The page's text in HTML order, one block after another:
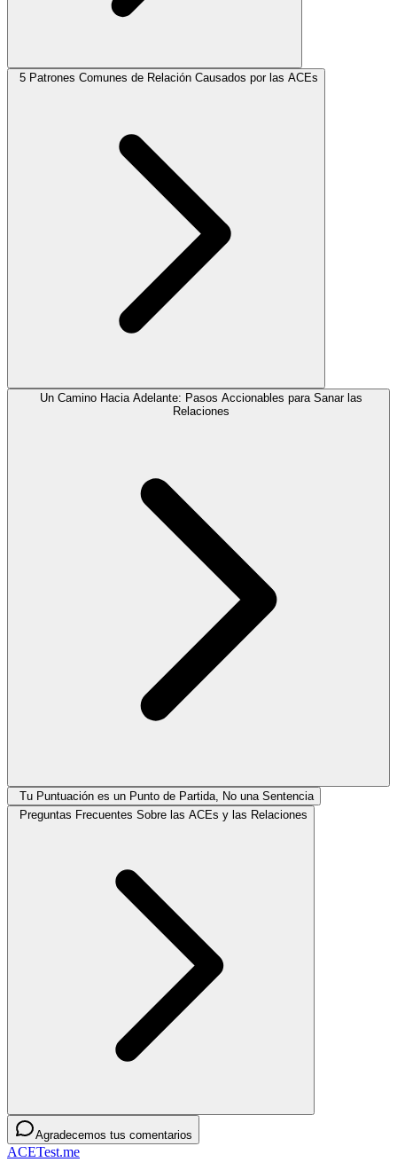
5 Patrones Comunes de Relación Causados por las ACEs
Un Camino Hacia Adelante: Pasos Accionables para Sanar las
Relaciones
Tu Puntuación es un Punto de Partida, No una Sentencia
Preguntas Frecuentes Sobre las ACEs y las Relaciones
Agradecemos tus comentarios
ACETest.me